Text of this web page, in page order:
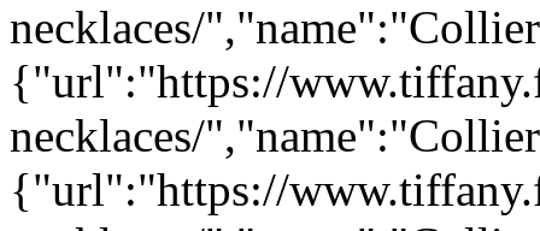
necklaces/
{"url":"https://
necklaces/
{"url":"https://